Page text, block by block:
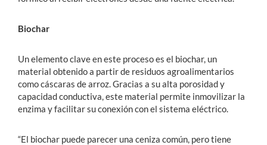
Biochar
Un elemento clave en este proceso es el biochar, un
material obtenido a partir de residuos agroalimentarios
como cáscaras de arroz. Gracias a su alta porosidad y
capacidad conductiva, este material permite inmovilizar la
enzima y facilitar su conexión con el sistema eléctrico.
“El biochar puede parecer una ceniza común, pero tiene